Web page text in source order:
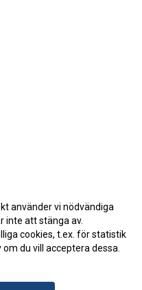
använder vi nödvändiga
inte att stänga av.
cookies, t.ex. för statistik
du vill acceptera dessa.